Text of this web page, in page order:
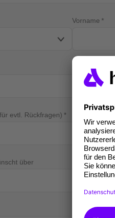
Vorname
evtl. Rückfragen)
über